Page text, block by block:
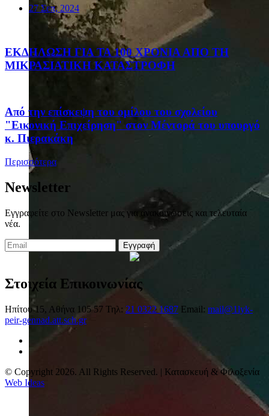
27 Σεπ, 2024
ΕΚΔΗΛΩΣΗ ΓΙΑ ΤΑ 100 ΧΡΟΝΙΑ ΑΠΟ ΤΗ
ΜΙΚΡΑΣΙΑΤΙΚΗ ΚΑΤΑΣΤΡΟΦΗ
Από την επίσκεψη του ομίλου του σχολείου
"Εικονική Επιχείρηση" στον Μέντορά του υπουργό
κ. Πιερακάκη
Περισσότερα
Newsletter
Εγγραφείτε στο Newsletter μας για ανακοινώσεις και τελευταία
νέα.
Εγγραφή
Στοιχεία Επικοινωνίας
Ηπίτου 15, Αθήνα 105 57 Τηλ: 21 0322 1687 Email: mail@1lyk-
peir-gennad.att.sch.gr
© Copyright 2026. All Rights Reserved. | Κατασκευή & Φιλοξενία
Web Ideas